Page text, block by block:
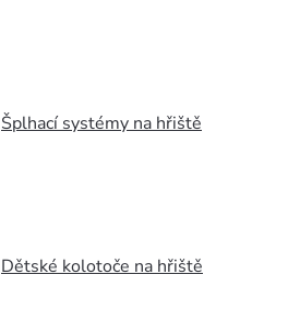
Šplhací systémy na hřiště
Dětské kolotoče na hřiště